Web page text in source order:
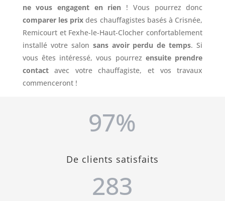
ne vous engagent en rien ! Vous pourrez donc
comparer les prix des chauffagistes basés à Crisnée,
Remicourt et Fexhe-le-Haut-Clocher confortablement
installé votre salon sans avoir perdu de temps. Si
vous êtes intéressé, vous pourrez ensuite prendre
contactavec votre chauffagiste, et vos travaux
commenceront !
97%
De clients satisfaits
283